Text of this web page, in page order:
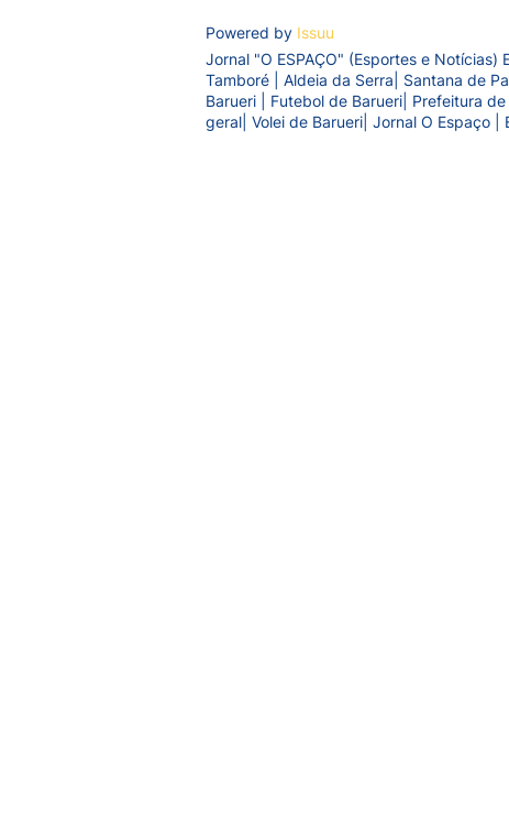
Powered by Issuu
Jornal "O ESPAÇO" (Esportes e
Tamboré | Aldeia da Serra| Santana de
Barueri | Futebol de Barueri| Prefeitura
geral| Volei de Barueri| Jornal O Espaço |